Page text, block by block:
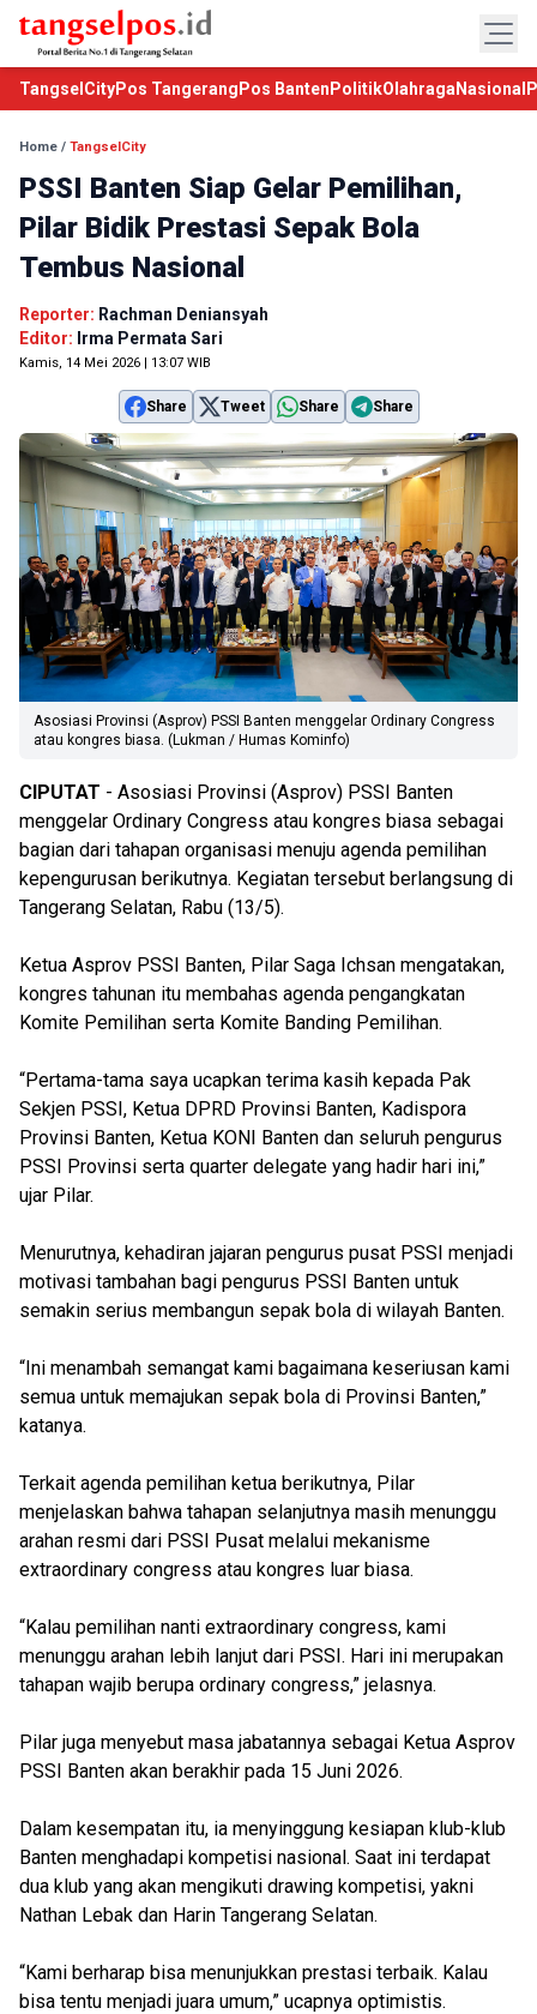
TangselCityPos Tangerang Pos Banten PolitikOlahraga Nasional
Home / TangselCity
PSSI Banten Siap Gelar Pemilihan,
Pilar Bidik Prestasi Sepak Bola
Tembus Nasional
Reporter: Rachman Deniansyah
Editor: Irma Permata Sari
Kamis, 14 Mei 2026 | 13:07 WIB
Share Tweet Share Share
Asosiasi Provinsi (Asprov) PSSI Banten menggelar Ordinary Congress
atau kongres biasa. (Lukman / Humas Kominfo)
CIPUTAT - Asosiasi Provinsi (Asprov) PSSI Banten
menggelar Ordinary Congress atau kongres biasa sebagai
bagian dari tahapan organisasi menuju agenda pemilihan
kepengurusan berikutnya. Kegiatan tersebut berlangsung di
Tangerang Selatan, Rabu (13/5).
Ketua Asprov PSSI Banten, Pilar Saga Ichsan mengatakan,
kongres tahunan itu membahas agenda pengangkatan
Komite Pemilihan serta Komite Banding Pemilihan.
“Pertama-tama saya ucapkan terima kasih kepada Pak
Sekjen PSSI, Ketua DPRD Provinsi Banten, Kadispora
Provinsi Banten, Ketua KONI Banten dan seluruh pengurus
PSSI Provinsi serta quarter delegate yang hadir hari ini,”
ujar Pilar.
Menurutnya, kehadiran jajaran pengurus pusat PSSI menjadi
motivasi tambahan bagi pengurus PSSI Banten untuk
semakin serius membangun sepak bola di wilayah Banten.
“Ini menambah semangat kami bagaimana keseriusan kami
semua untuk memajukan sepak bola di Provinsi Banten,”
katanya.
Terkait agenda pemilihan ketua berikutnya, Pilar
menjelaskan bahwa tahapan selanjutnya masih menunggu
arahan resmi dari PSSI Pusat melalui mekanisme
extraordinary congress atau kongres luar biasa.
“Kalau pemilihan nanti extraordinary congress, kami
menunggu arahan lebih lanjut dari PSSI. Hari ini merupakan
tahapan wajib berupa ordinary congress,” jelasnya.
Pilar juga menyebut masa jabatannya sebagai Ketua Asprov
PSSI Banten akan berakhir pada 15 Juni 2026.
Dalam kesempatan itu, ia menyinggung kesiapan klub-klub
Banten menghadapi kompetisi nasional. Saat ini terdapat
dua klub yang akan mengikuti drawing kompetisi, yakni
Nathan Lebak dan Harin Tangerang Selatan.
“Kami berharap bisa menunjukkan prestasi terbaik. Kalau
bisa tentu menjadi juara umum,” ucapnya optimistis.